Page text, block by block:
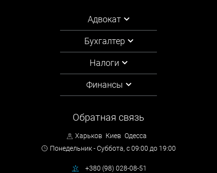
Адвокат
Бухгалтер
Налоги
Финансы
Обратная связь
Харьков Киев Одесса
Понедельник - Суббота, с 09:00 до 19:00
+380 (98) 028-08-51